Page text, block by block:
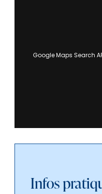
Google Maps Search
Infos